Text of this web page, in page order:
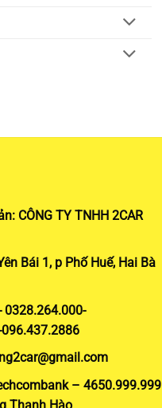
CÔNG TY TNHH 2CAR
Bái 1, p Phố Huế, Hai Bà
0328.264.000-
– 4650.999.999